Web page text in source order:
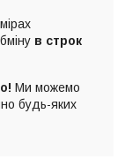
в строк
Ми можемо
будь-яких